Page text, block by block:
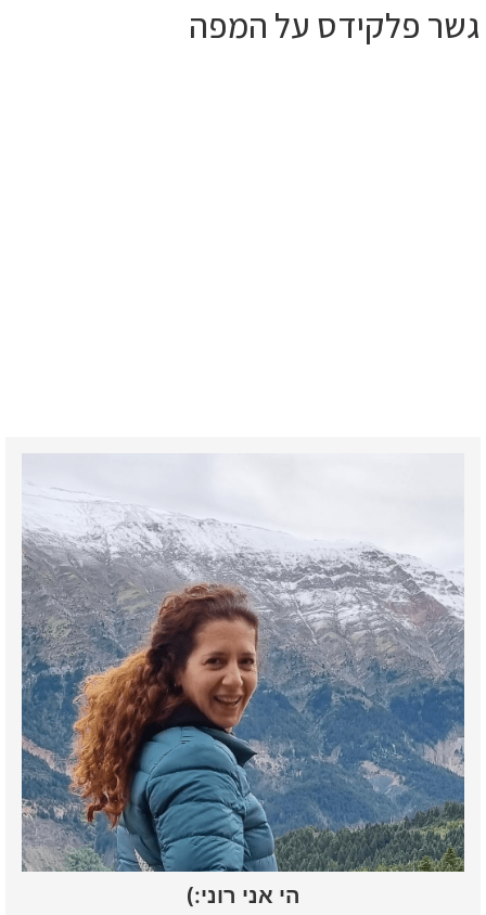
גשר פלקידס על המפה
הי אני רוני:)